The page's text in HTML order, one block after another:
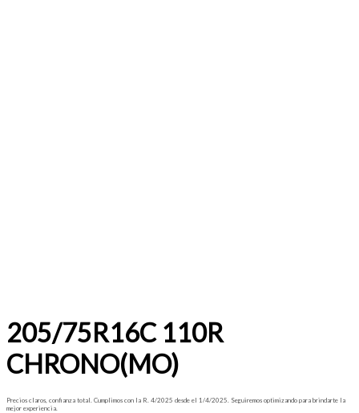
205/75R16C 110R
CHRONO(MO)
Precios claros, confianza total. Cumplimos con la R. 4/2025 desde el 1/4/2025. Seguiremos optimizando para brindarte la
mejor experiencia.